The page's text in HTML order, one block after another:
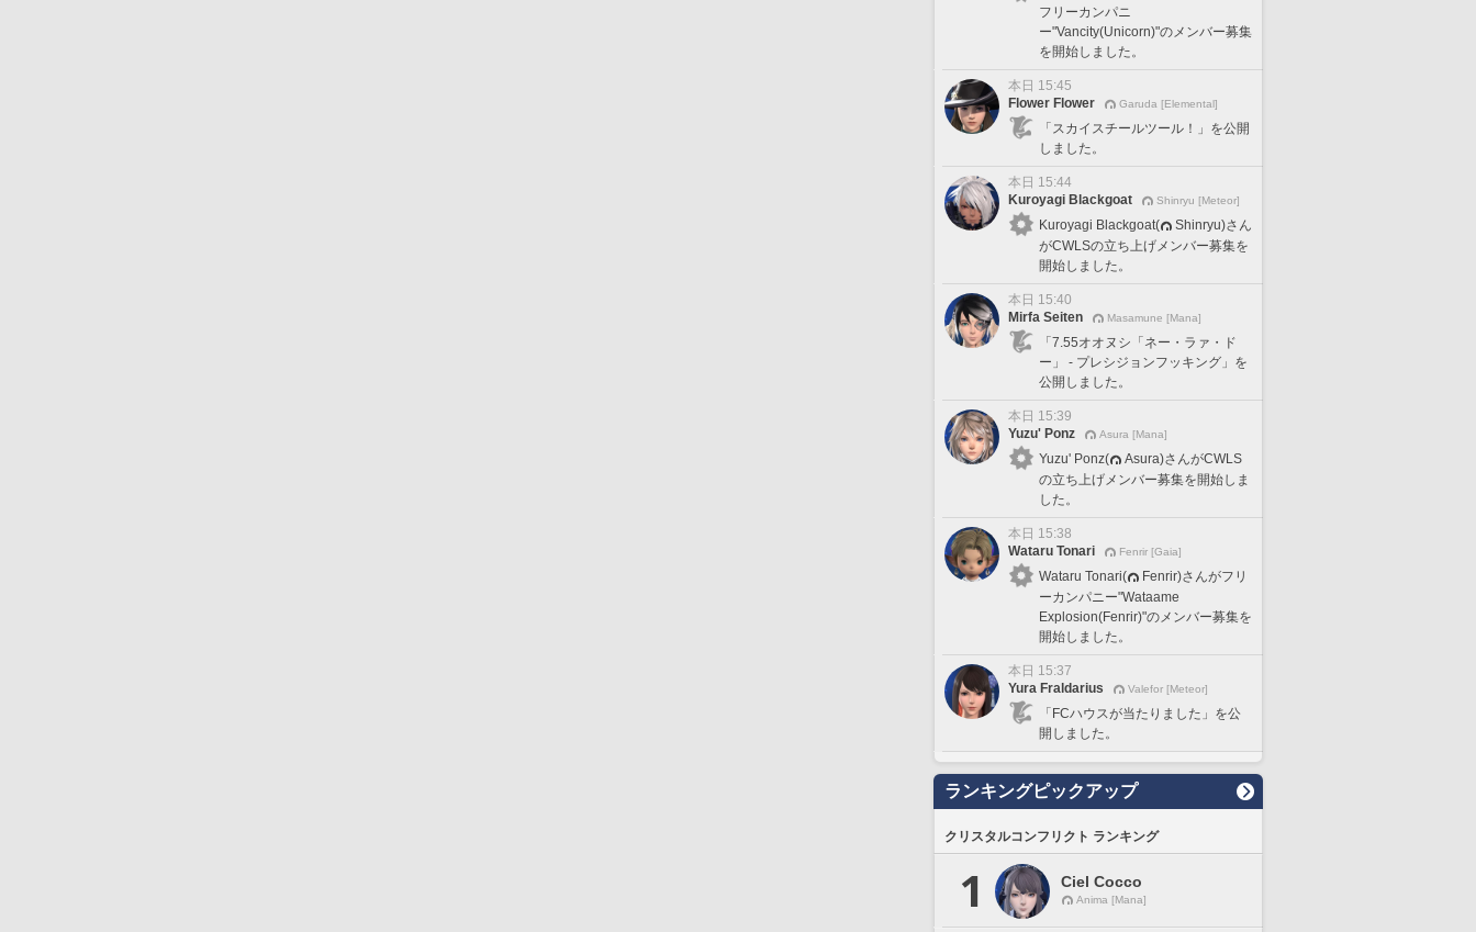
フリーカンパニ
ー"Vancity(Unicorn)"のメンバー募集
を開始しました。
本日 15:45
Flower Flower
Garuda [Elemental]
「スカイスチールツール！」を公開
しました。
本日 15:44
Kuroyagi Blackgoat
Shinryu [Meteor]
Kuroyagi Blackgoat(
Shinryu)さん
がCWLSの立ち上げメンバー募集を
開始しました。
本日 15:40
Mirfa Seiten
Masamune [Mana]
「7.55オオヌシ「ネー・ラァ・ド
ー」 - プレシジョンフッキング」を
公開しました。
本日 15:39
Yuzu' Ponz
Asura [Mana]
Yuzu' Ponz(
Asura)さんがCWLS
の立ち上げメンバー募集を開始しま
した。
本日 15:38
Wataru Tonari
Fenrir [Gaia]
Wataru Tonari(
Fenrir)さんがフリ
ーカンパニー"Wataame
Explosion(Fenrir)"のメンバー募集を
開始しました。
本日 15:37
Yura Fraldarius
Valefor [Meteor]
「FCハウスが当たりました」を公
開しました。
ランキングピックアップ
クリスタルコンフリクト ランキング
1 Ciel Cocco
Anima [Mana]